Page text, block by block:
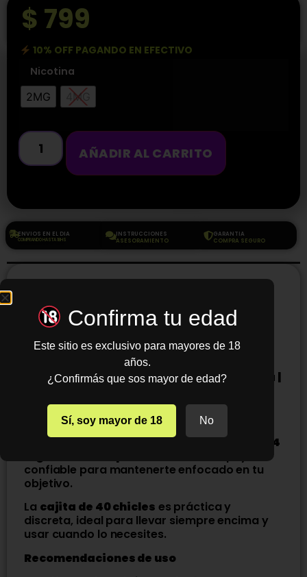
$ 799
10% OFF PAGANDO EN EFECTIVO
Nicotina
2MG
4MG
AÑADIR AL CARRITO
ENVIOS EN EL DIA
COMPRANDO HASTA 18HS
INSTRUCCIONES
ASESORAMIENTO
GARANTIA
COMPRA SEGURO
– Chicles con Nic (40
unidades)
Apoyo para dejar de fumar | Acción rápida |
Slapple Nicotine Gum Watermelon
sabor refrescante y ligero
que ayuda a
pasar los momentos de mayor antojo. De
2-4
confiable para mantenerte enfocado en tu
objetivo.
La cajita de 40 chicles es práctica y
discreta, ideal para llevar siempre encima y
usar cuando lo necesites.
Recomendaciones de uso
Confirma tu edad
Este sitio es exclusivo para mayores de 18
años.
¿Confirmás que sos mayor de edad?
Sí, soy mayor de 18 No